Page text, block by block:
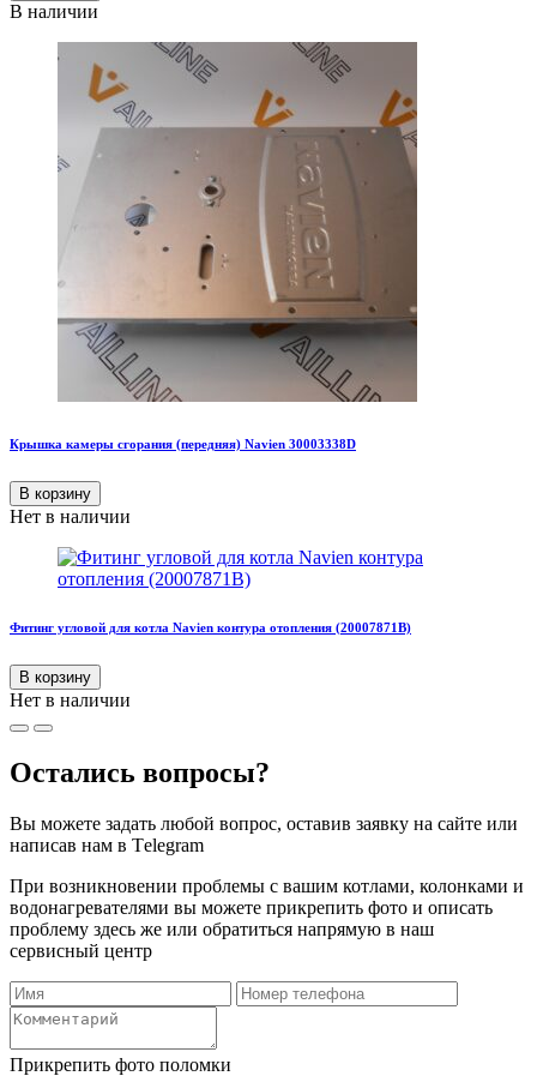
В наличии
Крышка камеры сгорания (передняя) Navien 30003338D
В корзину
Нет в наличии
Фитинг угловой для котла Navien контура отопления (20007871B)
В корзину
Нет в наличии
Остались вопросы?
Вы можете задать любой вопрос, оставив заявку на сайте или
написав нам в Тelegram
При возникновении проблемы с вашим котлами, колонками и
водонагревателями вы можете прикрепить фото и описать
проблему здесь же или обратиться напрямую в наш
сервисный центр
Прикрепить фото поломки